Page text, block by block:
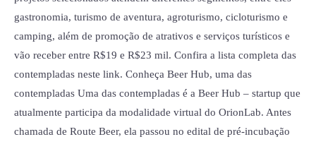
gastronomia, turismo de aventura, agroturismo, cicloturismo e
camping, além de promoção de atrativos e serviços turísticos e
vão receber entre R$19 e R$23 mil. Confira a lista completa das
contempladas neste link. Conheça Beer Hub, uma das
contempladas Uma das contempladas é a Beer Hub – startup que
atualmente participa da modalidade virtual do OrionLab. Antes
chamada de Route Beer, ela passou no edital de pré-incubação